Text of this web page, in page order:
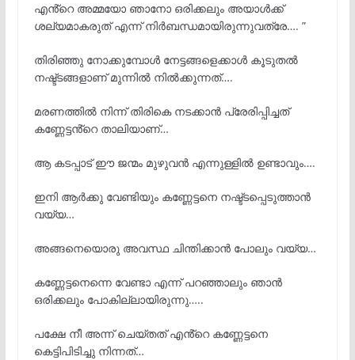
എൻ്റെ അമ്മയോ ഞാനോ ഒരിക്കലും അയാൾക്ക്
ശല്യമാകരുത് എന്ന് നിർബന്ധമായിരുന്നുവത്രേ…. ”
തിരിഞ്ഞു നോക്കുമ്പോൾ നേട്ടങ്ങളെക്കാൾ കൂടുതൽ
നഷ്ട്ടങ്ങളാണ് മുന്നിൽ നിൽക്കുന്നത്….
മരണത്തിൽ നിന്ന് തിരികെ നടക്കാൻ പ്രേരിപ്പിച്ചത്
കണ്ണേട്ടൻ്റെ താലിയാണ്…
ആ കടപ്പാട് ഈ ജന്മം മുഴുവൻ എന്നുള്ളിൽ ഉണ്ടാവും….
ഇനി ആർക്കു വേണ്ടിയും കണ്ണേട്ടനെ നഷ്ട്ടപ്പെടുത്താൻ
വയ്യ…
അങ്ങനെയൊരു അവസ്ഥ ചിന്തിക്കാൻ പോലും വയ്യ…
കണ്ണേട്ടനെന്നെ വേണ്ടാ എന്ന് പറഞ്ഞാലും ഞാൻ
ഒരിക്കലും പോകില്ലായിരുന്നു…..
പക്ഷേ നീ അന്ന് ചെയ്തത് എൻ്റെ കണ്ണേട്ടനെ
കെട്ടിപിടിച്ചു നിന്നത്…